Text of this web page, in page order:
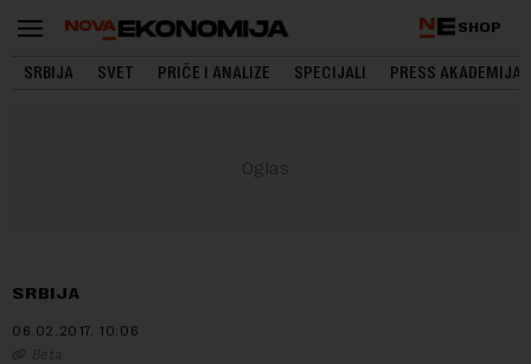
SHOP
SRBIJA SVET PRIČE I ANALIZE SPECIJALI PRESS AKADEMIJA
SRBIJA
06.02.2017. 10:06
Beta